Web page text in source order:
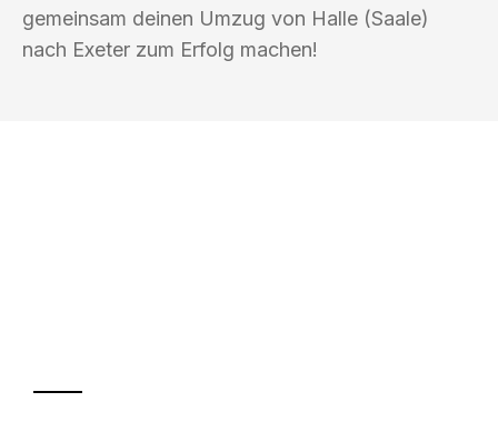
gemeinsam deinen Umzug von Halle (Saale)
nach Exeter zum Erfolg machen!